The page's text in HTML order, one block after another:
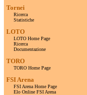
Tornei
Ricerca
Statistiche
LOTO
LOTO Home Page
Ricerca
Documentazione
TORO
TORO Home Page
FSI Arena
FSI Arena Home Page
Elo Online FSI Arena